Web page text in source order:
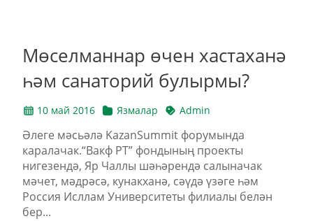
Мөселманнар өчен хастаханә
һәм санаторий булырмы?
10 май 2016 Язмалар Admin
Әлеге мәсьәлә KazanSummit форумында
каралачак.“Вакф РТ” фондының проекты
нигезендә, Яр Чаллы шәһәрендә салыначак
мәчет, мәдрәсә, кунакханә, сәүдә үзәге һәм
Россия Исллам Университеты филиалы белән
бер...